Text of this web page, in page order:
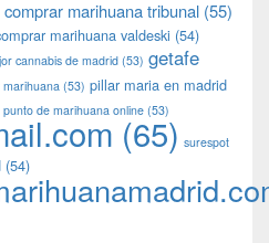
comprar marihuana tribunal (55)
marihuana valdeski (54)
cannabis de madrid (53) getafe
marihuana (53) pillar maria en madrid
punto de marihuana online (53)
(65) surespot
(54)